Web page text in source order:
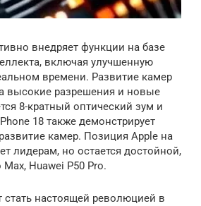
внедряет функции на базе
включая улучшенную
времени. Развитие камер
высокие разрешения и новые
8-кратный оптический зум и
18 также демонстрирует
камер. Позиция Apple на
лидерам, но остается достойной,
Huawei P50 Pro.
стать настоящей революцией в